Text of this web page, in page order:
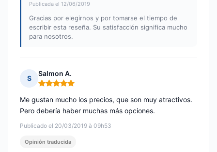
Publicada el 12/06/2019
Gracias por elegirnos y por tomarse el tiempo de
escribir esta reseña. Su satisfacción significa mucho
para nosotros.
S
Salmon A.
Nota: 5 de 5
Publicado el 20/03/2019 à 09h53
Me gustan mucho los precios, que son muy atractivos.
Pero debería haber muchas más opciones.
Opinión traducida